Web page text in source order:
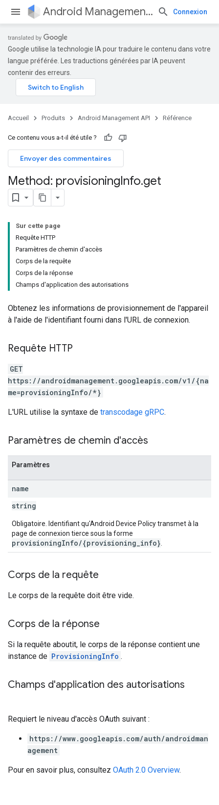
Android Management API Connexion
Google utilise la technologie IA pour traduire le contenu dans votre
langue préférée. Les traductions générées par IA peuvent
contenir des erreurs.
Accueil Produits Android Management API Référence
Ce contenu vous a-t-il été utile ?
Envoyer des commentaires
Method: provisioningInfo.get
Sur cette page
Requête HTTP
Paramètres de chemin d'accès
Corps de la requête
Corps de la réponse
Champs d'application des autorisations
Obtenez les informations de provisionnement de l'appareil
à l'aide de l'identifiant fourni dans l'URL de connexion.
Requête HTTP
GET
https://androidmanagement.googleapis.com/v1/{na
me=provisioningInfo/*}
L'URL utilise la syntaxe de transcodage gRPC.
Paramètres de chemin d'accès
Paramètres
name
string
Obligatoire. Identifiant qu'Android Device Policy transmet à la
page de connexion tierce sous la forme
provisioningInfo/{provisioning_info}
Corps de la requête
Le corps de la requête doit être vide.
Corps de la réponse
Si la requête aboutit, le corps de la réponse contient une
instance de ProvisioningInfo .
Champs d'application des autorisations
Requiert le niveau d'accès OAuth suivant :
https://www.googleapis.com/auth/androidman
agement
Pour en savoir plus, consultez OAuth 2.0 Overview.